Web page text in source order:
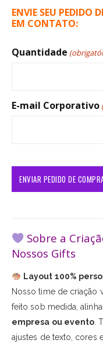
ENVIE SEU PEDIDO
EM CONTATO:
Quantidade
E-mail Corporativo
Sobre a
Nossos Gifts
Layout 100%
Nosso time de criação
feito sob medida,
empresa ou evento .
ajustes de texto, cores